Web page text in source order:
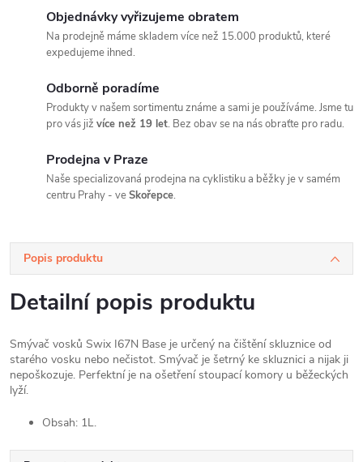
Objednávky vyřizujeme obratem
Na prodejně máme skladem více než 15.000 produktů, které
expedujeme ihned.
Odborně poradíme
Produkty v našem sortimentu známe a sami je používáme. Jsme tu
pro vás již více než 19 let. Bez obav se na nás obraťte pro radu.
Prodejna v Praze
Naše specializovaná prodejna na cyklistiku a běžky je v samém
centru Prahy - veSkořepce.
Popis produktu
Detailní popis produktu
Smývač vosků Swix I67N Base je určený na čištění skluznice od
starého vosku nebo nečistot. Smývač je šetrný ke skluznici a nijak ji
nepoškozuje. Perfektní je na ošetření stoupací komory u běžeckých
lyží.
Obsah: 1L.